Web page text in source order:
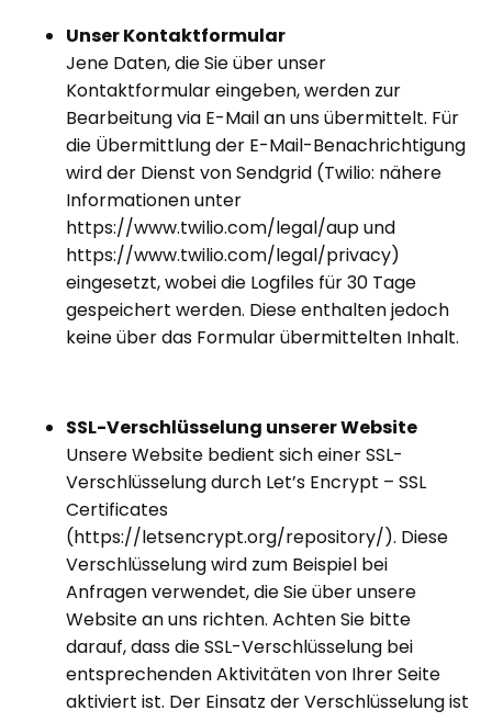
Unser Kontaktformular
Jene Daten, die Sie über unser
Kontaktformular eingeben, werden zur
Bearbeitung via E-Mail an uns übermittelt. Für
die Übermittlung der E-Mail-Benachrichtigung
wird der Dienst von Sendgrid (Twilio: nähere
Informationen unter
https://www.twilio.com/legal/aupund
https://www.twilio.com/legal/privacy)
eingesetzt, wobei die Logfiles für 30 Tage
gespeichert werden. Diese enthalten jedoch
keine über das Formular übermittelten Inhalt.
SSL-Verschlüsselung unserer Website
Unsere Website bedient sich einer SSL-
Verschlüsselung durch Let’s Encrypt – SSL
Certificates
(https://letsencrypt.org/repository/). Diese
Verschlüsselung wird zum Beispiel bei
Anfragen verwendet, die Sie über unsere
Website an uns richten. Achten Sie bitte
darauf, dass die SSL-Verschlüsselung bei
entsprechenden Aktivitäten von Ihrer Seite
aktiviert ist. Der Einsatz der Verschlüsselung ist